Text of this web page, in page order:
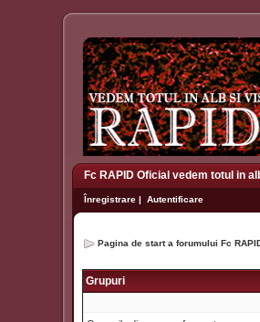
Fc RAPID Oficial vedem totul in
Înregistrare | Autentificare
Pagina de start a forumului Fc
Grupuri